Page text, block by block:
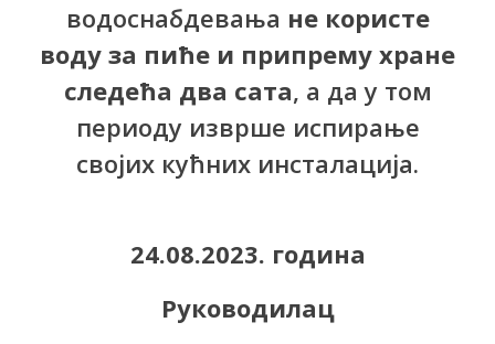
водоснабдевања не користе
воду за пиће и припрему хране
следећа два сата, а да у том
периоду изврше испирање
својих кућних инсталација.
24.08.2023. година
Руководилац